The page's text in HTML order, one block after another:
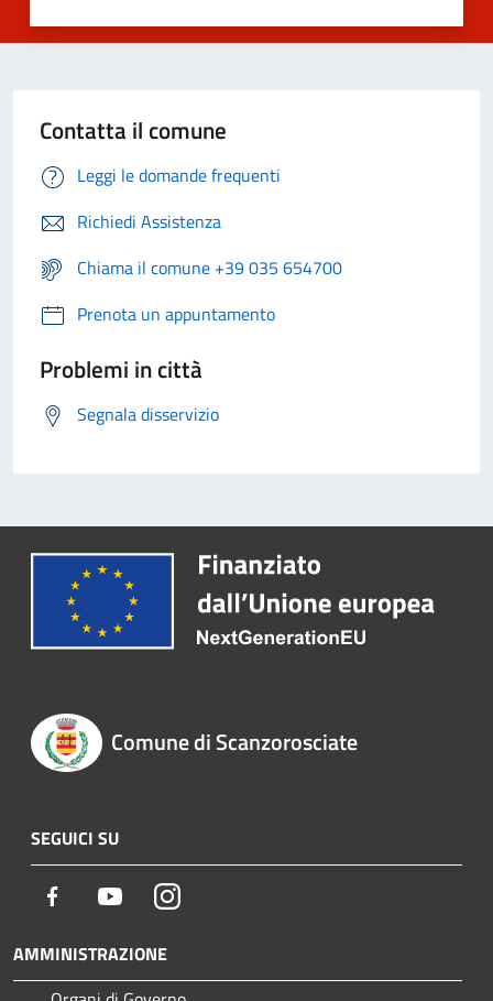
Contatta il comune
Leggi le domande frequenti
Richiedi Assistenza
Chiama il comune +39 035 654700
Prenota un appuntamento
Problemi in città
Segnala disservizio
Comune di Scanzorosciate
SEGUICI SU
Facebook YoutubeInstagram
AMMINISTRAZIONE